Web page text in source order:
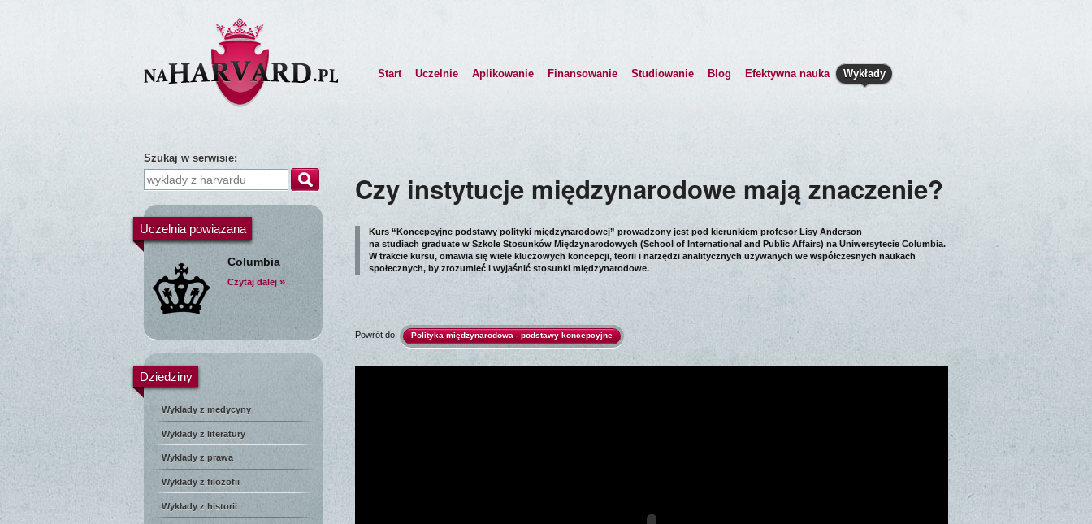
Start Uczelnie Aplikowanie Finansowanie Studiowanie Blog Efektywna nauka Wykłady
Szukaj w serwisie:
Uczelnia powiązana
Columbia
Czytaj dalej »
Dziedziny
Wykłady z medycyny
Wykłady z literatury
Wykłady z prawa
Wykłady z filozofii
Wykłady z historii
Czy instytucje międzynarodowe mają znaczenie?
Kurs “Koncepcyjne podstawy polityki międzynarodowej” prowadzony jest pod kierunkiem profesor Lisy Anderson
na studiach graduate w Szkole Stosunków Międzynarodowych (School of International and Public Affairs) na Uniwersytecie Columbia.
W trakcie kursu, omawia się wiele kluczowych koncepcji, teorii i narzędzi analitycznych używanych we współczesnych naukach
społecznych, by zrozumieć i wyjaśnić stosunki międzynarodowe.
Powrót do: Polityka międzynarodowa - podstawy koncepcyjne